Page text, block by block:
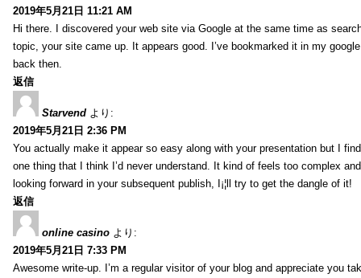
2019年5月21日 11:21 AM
Hi there. I discovered your web site via Google at the same time as
topic, your site came up. It appears good. I’ve bookmarked it in my
back then.
返信
Starvend より:
2019年5月21日 2:36 PM
You actually make it appear so easy along with your presentation but I
one thing that I think I’d never understand. It kind of feels too complex
looking forward in your subsequent publish, I¡¦ll try to get the dangle of it!
返信
online casino より:
2019年5月21日 7:33 PM
Awesome write-up. I’m a regular visitor of your blog and appreciate you